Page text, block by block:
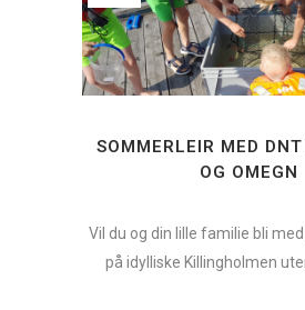
SOMMERLEIR MED
OG OMEGN
Vil du og din lille familie bli
på idylliske Killingholmen